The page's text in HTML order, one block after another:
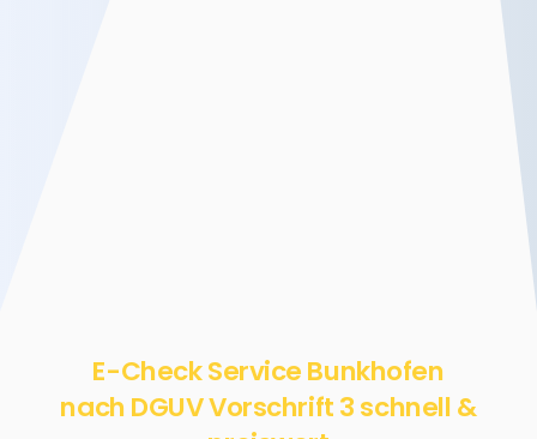
E-Check Service Bunkhofen
nach DGUV Vorschrift 3 schnell &